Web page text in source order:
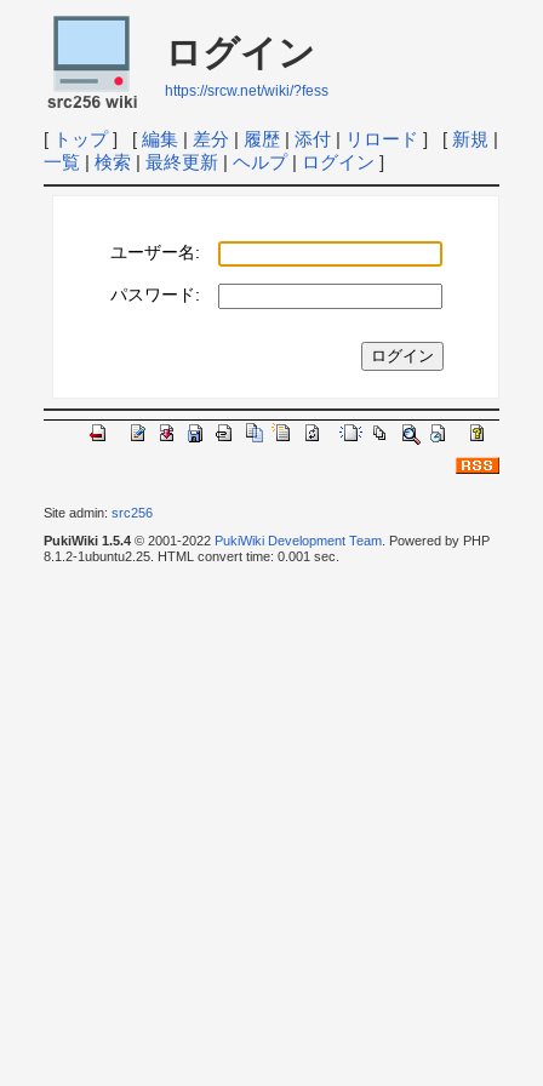
ログイン
https://srcw.net/wiki/?fess
[ トップ] [ 編集| 差分 | 履歴| 添付| リロード ] [ 新規 |
一覧| 検索| 最終更新| ヘルプ| ログイン ]
ユーザー名:
パスワード:
Site admin: src256
PukiWiki 1.5.4© 2001-2022 PukiWiki Development Team. Powered by PHP
8.1.2-1ubuntu2.25. HTML convert time: 0.001 sec.